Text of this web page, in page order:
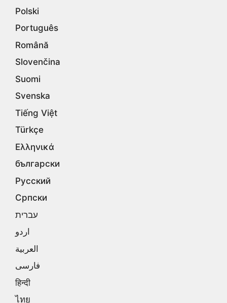
Polski
Português
Română
Slovenčina
Suomi
Svenska
Tiếng Việt
Türkçe
Ελληνικά
български
Русский
Српски
עברית
اردو
العربية
فارسی
हिन्दी
ไทย